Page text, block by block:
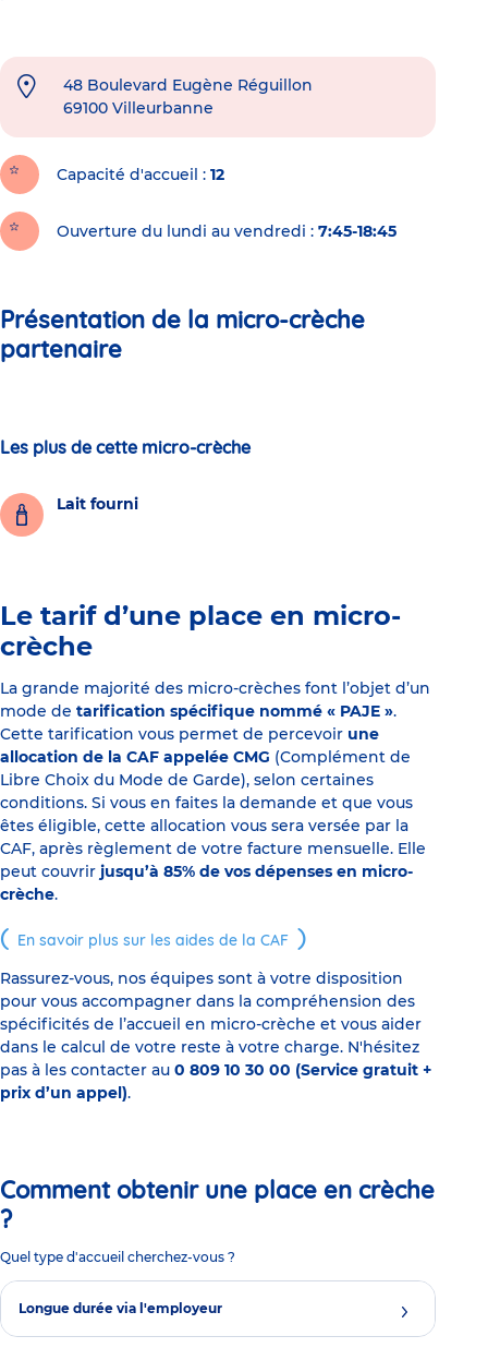
48 Boulevard Eugène Réguillon
69100 Villeurbanne
Capacité d'accueil 12
Ouverture du lundi au vendredi : 7:45-18:45
Présentation de la micro-crèche
partenaire
Les plus de cette micro-crèche
Lait fourni
Le tarif d’une place en micro-
crèche
La grande majorité des micro-crèches font l’objet d’un
mode de tarification spécifique nommé « PAJE ».
Cette tarification vous permet de percevoir une
allocation de la CAF appelée CMG (Complément de
Libre Choix du Mode de Garde), selon certaines
conditions. Si vous en faites la demande et que vous
êtes éligible, cette allocation vous sera versée par la
CAF, après règlement de votre facture mensuelle. Elle
peut couvrir jusqu’à 85% de vos dépenses en micro-
crèche.
En savoir plus sur les aides de la CAF
Rassurez-vous, nos équipes sont à votre disposition
pour vous accompagner dans la compréhension des
spécificités de l’accueil en micro-crèche et vous aider
dans le calcul de votre reste à votre charge. N'hésitez
pas à les contacter au 0 809 10 30 00 (Service gratuit +
prix d’un appel).
Comment obtenir une place en crèche
?
Quel type d'accueil cherchez-vous ?
Longue durée via l'employeur